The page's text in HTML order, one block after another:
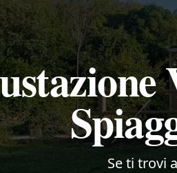
Se ti trovi